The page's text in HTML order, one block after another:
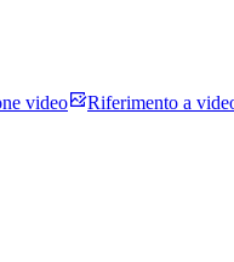
video Riferimento a